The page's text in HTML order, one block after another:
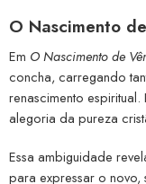
O Nascimento
Em O Nascimento de
concha, carregando
renascimento
alegoria da pureza
Essa ambiguidade
para expressar o